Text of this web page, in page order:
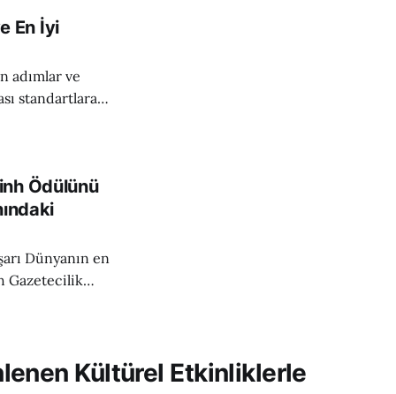
En İyi
adımlar ve
sunan köklü
Ödülünü
en
Gazetecilik
gelen
Kültürel Etkinliklerle